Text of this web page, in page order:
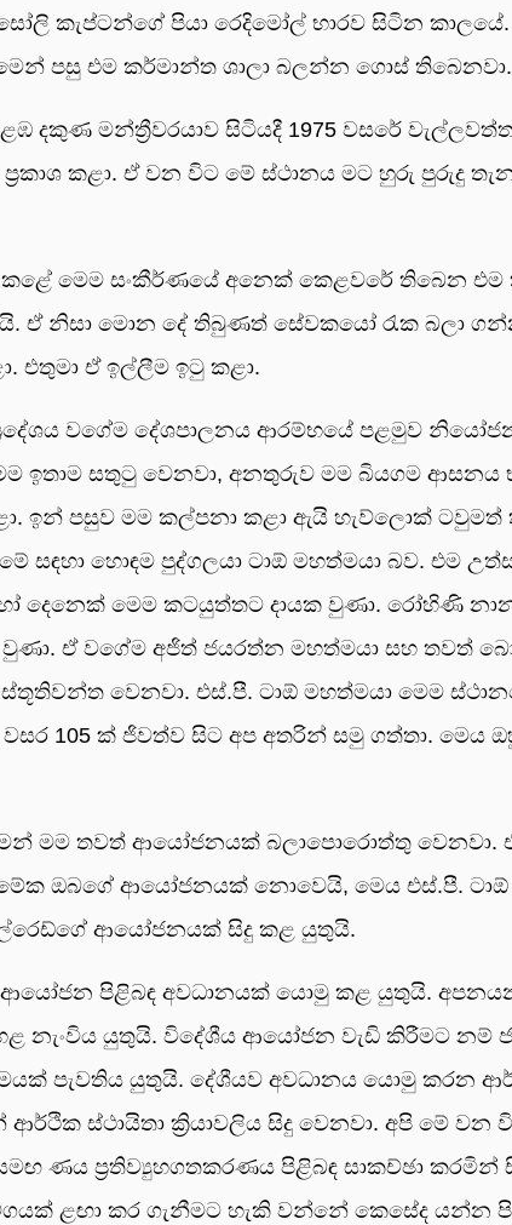
කැප්ටන්ගේ පියා රෙදිමෝල් භාරව සිටින කාලයේ.
පසු එම කර්මාන්ත ශාලා බලන්න ගොස් තිබෙනවා.
දකුණ මන්ත්‍රීවරයාව සිටියදී 1975 වසරේ
කළා. ඒ වන විට මේ ස්ථානය මට හුරු පුරුදු
කළේ මෙම සංකීර්ණයේ අනෙක් කෙළවරේ තිබෙන එම
ඒ නිසා මොන දේ තිබුණත් සේවකයෝ රැක බලා
එතුමා ඒ ඉල්ලීම ඉටු කළා.
වගේම දේශපාලනය ආරම්භයේ පළමුව
ඉතාම සතුටු වෙනවා, අනතුරුව මම බියගම ආසනය
ඉන් පසුව මම කල්පනා කළා ඇයි හැව්ලොක්
හොඳම පුද්ගලයා ටාඕ මහත්මයා බව. එම
දෙනෙක් මෙම කටයුත්තට දායක වුණා. රෝහිණි
වුණා. ඒ වගේම අජිත් ජයරත්න මහත්මයා සහ තවත්
වෙනවා. එස්.පී. ටාඕ මහත්මයා මෙම
105 ක් ජිවත්ව සිට අප අතරින් සමු ගත්තා. මෙය
මම තවත් ආයෝජනයක් බලාපොරොත්තු වෙනවා.
ඔබගේ ආයෝජනයක් නොවෙයි, මෙය එස්.පී. ටාඕ
ආයෝජනයක් සිදු කළ යුතුයි.
ආයෝජන පිළිබඳ අවධානයක් යොමු කළ යුතුයි.
නැංවිය යුතුයි. විදේශීය ආයෝජන වැඩි කිරීමට නම්
පැවතිය යුතුයි. දේශීයව අවධානය යොමු කරන
ස්ථායිතා ක්‍රියාවලිය සිදු වෙනවා. අපි මේ වන
ණය ප්‍රතිව්‍යුහගතකරණය පිළිබඳ සාකච්ඡා කරමින්
ළඟා කර ගැනීමට හැකි වන්නේ කෙසේද යන්න